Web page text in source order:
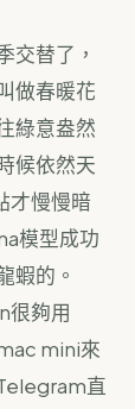
交替了，
做春暖花
綠意盎然
候依然天
才慢慢暗
模型成功
蝦的。
很夠用
mini來
直